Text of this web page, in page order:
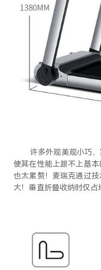
许多外观美观小巧
使其在性能上跟不上基
也太累赘！麦瑞克通过
大！垂直折叠收纳时仅占